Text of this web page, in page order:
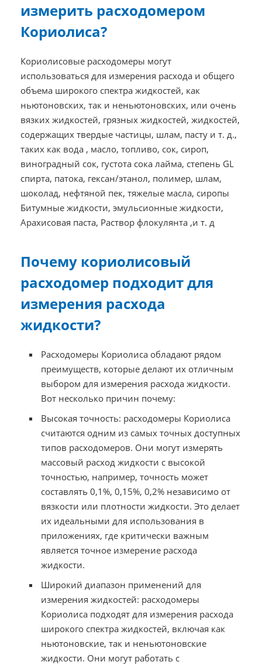
измерить расходомером
Кориолиса?
Кориолисовые расходомеры могут
использоваться для измерения расхода и общего
объема широкого спектра жидкостей, как
ньютоновских, так и неньютоновских, или очень
вязких жидкостей, грязных жидкостей, жидкостей,
содержащих твердые частицы, шлам, пасту и т. д.,
таких как вода , масло, топливо, сок, сироп,
виноградный сок, густота сока лайма, степень GL
спирта, патока, гексан/этанол, полимер, шлам,
шоколад, нефтяной пек, тяжелые масла, сиропы
Битумные жидкости, эмульсионные жидкости,
Арахисовая паста, Раствор флокулянта ,и т. д
Почему кориолисовый
расходомер подходит для
измерения расхода
жидкости?
Расходомеры Кориолиса обладают рядом
преимуществ, которые делают их отличным
выбором для измерения расхода жидкости.
Вот несколько причин почему:
Высокая точность: расходомеры Кориолиса
считаются одним из самых точных доступных
типов расходомеров. Они могут измерять
массовый расход жидкости с высокой
точностью, например, точность может
составлять 0,1%, 0,15%, 0,2% независимо от
вязкости или плотности жидкости. Это делает
их идеальными для использования в
приложениях, где критически важным
является точное измерение расхода
жидкости.
Широкий диапазон применений для
измерения жидкостей: расходомеры
Кориолиса подходят для измерения расхода
широкого спектра жидкостей, включая как
ньютоновские, так и неньютоновские
жидкости. Они могут работать с